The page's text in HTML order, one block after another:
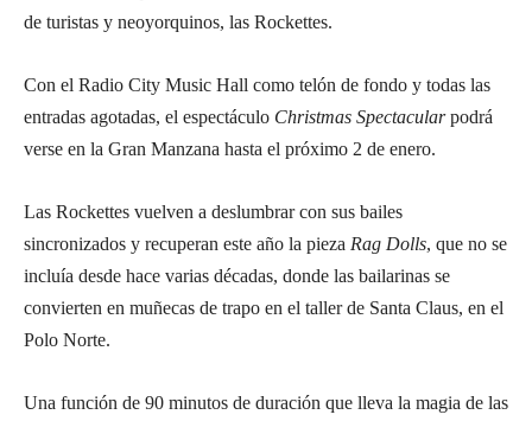
de turistas y neoyorquinos, las Rockettes.
Con el Radio City Music Hall como telón de fondo y todas las
entradas agotadas, el espectáculo Christmas Spectacularpodrá
verse en la Gran Manzana hasta el próximo 2 de enero.
Las Rockettes vuelven a deslumbrar con sus bailes
sincronizados y recuperan este año la pieza Rag Dolls, que no se
incluía desde hace varias décadas, donde las bailarinas se
convierten en muñecas de trapo en el taller de Santa Claus, en el
Polo Norte.
Una función de 90 minutos de duración que lleva la magia de las